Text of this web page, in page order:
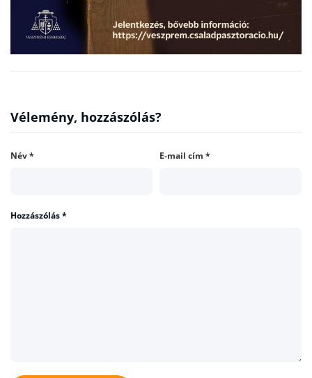
Vélemény, hozzászólás?
Név* E-mail cím *
Hozzászólás*